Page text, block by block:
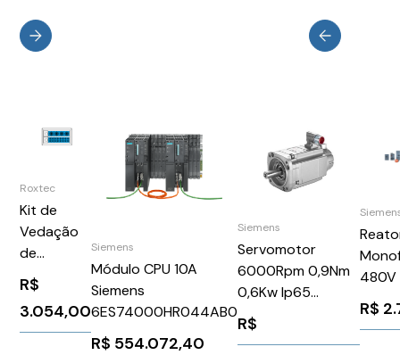
Roxtec
Kit de
Vedação
de
Entrada
de Cabo
CF 32/20
R$
3.054,00
Siemens
Módulo CPU 10A
Siemens
6ES74000HR044AB0
R$ 554.072,40
Siemens
Servomotor
6000Rpm 0,9Nm
0,6Kw Ip65
C/Freio
1FK70334CK711CB1
R$
480V
R$